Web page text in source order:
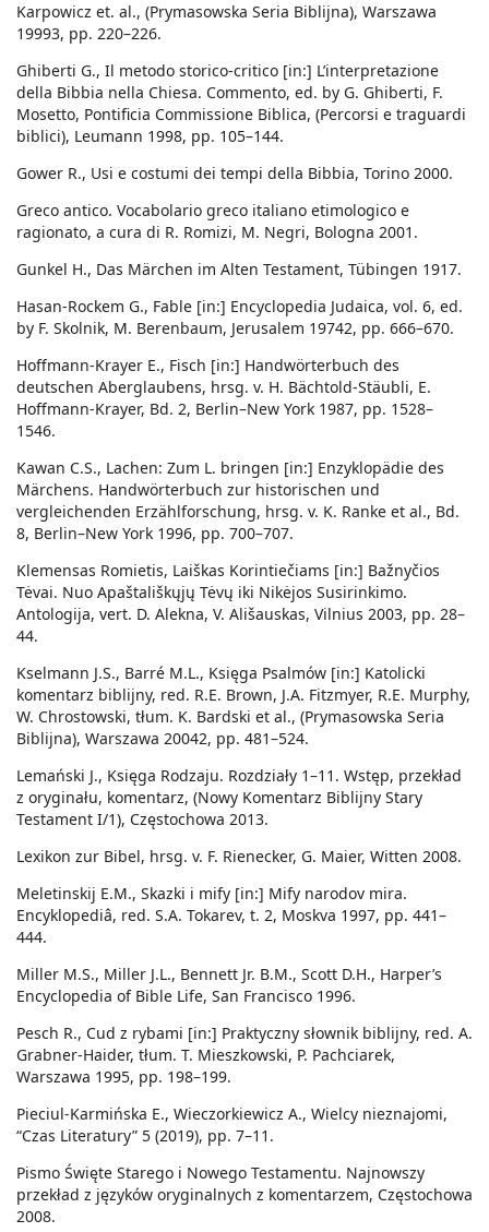
Karpowicz et. al., (Prymasowska Seria Biblijna), Warszawa
19993, pp. 220–226.
Ghiberti G., Il metodo storico-critico [in:] L’interpretazione
della Bibbia nella Chiesa. Commento, ed. by G. Ghiberti, F.
Mosetto, Pontificia Commissione Biblica, (Percorsi e traguardi
biblici), Leumann 1998, pp. 105–144.
Gower R., Usi e costumi dei tempi della Bibbia, Torino 2000.
Greco antico. Vocabolario greco italiano etimologico e
ragionato, a cura di R. Romizi, M. Negri, Bologna 2001.
Gunkel H., Das Märchen im Alten Testament, Tübingen 1917.
Hasan-Rockem G., Fable [in:] Encyclopedia Judaica, vol. 6, ed.
by F. Skolnik, M. Berenbaum, Jerusalem 19742, pp. 666–670.
Hoffmann-Krayer E., Fisch [in:] Handwörterbuch des
deutschen Aberglaubens, hrsg. v. H. Bächtold-Stäubli, E.
Hoffmann-Krayer, Bd. 2, Berlin–New York 1987, pp. 1528–
1546.
Kawan C.S., Lachen: Zum L. bringen [in:] Enzyklopädie des
Märchens. Handwörterbuch zur historischen und
vergleichenden Erzählforschung, hrsg. v. K. Ranke et al., Bd.
8, Berlin–New York 1996, pp. 700–707.
Klemensas Romietis, Laiškas Korintiečiams [in:] Bažnyčios
Tėvai. Nuo Apaštališkųjų Tėvų iki Nikėjos Susirinkimo.
Antologija, vert. D. Alekna, V. Ališauskas, Vilnius 2003, pp. 28–
44.
Kselmann J.S., Barré M.L., Księga Psalmów [in:] Katolicki
komentarz biblijny, red. R.E. Brown, J.A. Fitzmyer, R.E. Murphy,
W. Chrostowski, tłum. K. Bardski et al., (Prymasowska Seria
Biblijna), Warszawa 20042, pp. 481–524.
Lemański J., Księga Rodzaju. Rozdziały 1–11. Wstęp, przekład
z oryginału, komentarz, (Nowy Komentarz Biblijny Stary
Testament I/1), Częstochowa 2013.
Lexikon zur Bibel, hrsg. v. F. Rienecker, G. Maier, Witten 2008.
Meletinskij E.M., Skazki i mify [in:] Mify narodov mira.
Encyklopediâ, red. S.A. Tokarev, t. 2, Moskva 1997, pp. 441–
444.
Miller M.S., Miller J.L., Bennett Jr. B.M., Scott D.H., Harper’s
Encyclopedia of Bible Life, San Francisco 1996.
Pesch R., Cud z rybami [in:] Praktyczny słownik biblijny, red. A.
Grabner-Haider, tłum. T. Mieszkowski, P. Pachciarek,
Warszawa 1995, pp. 198–199.
Pieciul-Karmińska E., Wieczorkiewicz A., Wielcy nieznajomi,
“Czas Literatury” 5 (2019), pp. 7–11.
Pismo Święte Starego i Nowego Testamentu. Najnowszy
przekład z języków oryginalnych z komentarzem, Częstochowa
2008.